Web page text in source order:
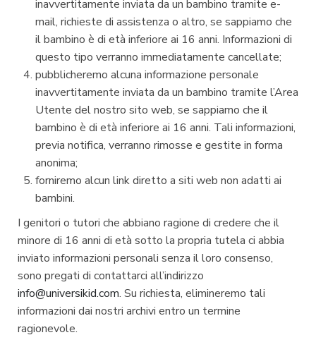
inavvertitamente inviata da un bambino tramite e-
mail, richieste di assistenza o altro, se sappiamo che
il bambino è di età inferiore ai 16 anni. Informazioni di
questo tipo verranno immediatamente cancellate;
pubblicheremo alcuna informazione personale
inavvertitamente inviata da un bambino tramite l’Area
Utente del nostro sito web, se sappiamo che il
bambino è di età inferiore ai 16 anni. Tali informazioni,
previa notifica, verranno rimosse e gestite in forma
anonima;
forniremo alcun link diretto a siti web non adatti ai
bambini.
I genitori o tutori che abbiano ragione di credere che il
minore di 16 anni di età sotto la propria tutela ci abbia
inviato informazioni personali senza il loro consenso,
sono pregati di contattarci all’indirizzo
info@universikid.com. Su richiesta, elimineremo tali
informazioni dai nostri archivi entro un termine
ragionevole.